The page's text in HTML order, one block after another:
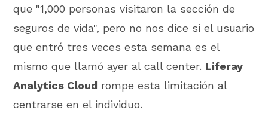
que "1,000 personas visitaron la sección de
seguros de vida", pero no nos dice si el usuario
que entró tres veces esta semana es el
mismo que llamó ayer al call center. Liferay
Analytics Cloud rompe esta limitación al
centrarse en el individuo.